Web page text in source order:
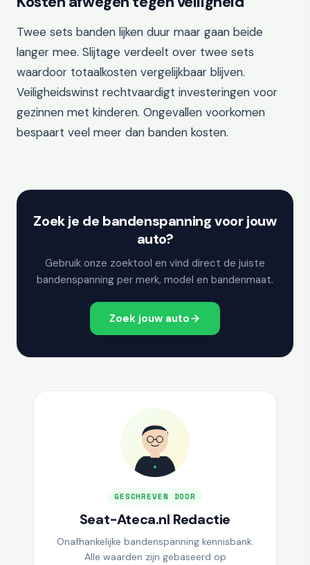
Twee sets banden lijken duur maar gaan beide
langer mee. Slijtage verdeelt over twee sets
waardoor totaalkosten vergelijkbaar blijven.
Veiligheidswinst rechtvaardigt investeringen voor
gezinnen met kinderen. Ongevallen voorkomen
bespaart veel meer dan banden kosten.
Zoek je de bandenspanning voor jouw
auto?
Gebruik onze zoektool en vind direct de juiste
bandenspanning per merk, model en bandenmaat.
Zoek jouw auto
GESCHREVEN DOOR
Seat-Ateca.nl Redactie
Onafhankelijke bandenspanning kennisbank.
Alle waarden zijn gebaseerd op